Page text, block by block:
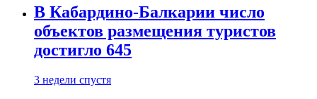
В Кабардино-Балкарии число
объектов размещения туристов
достигло 645
3 недели спустя